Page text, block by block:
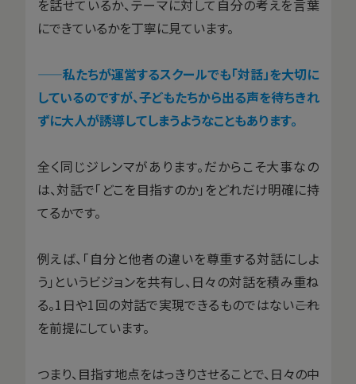
を話せているか、テーマに対して自分の考えを言葉
にできているかを丁寧に見ています。
——私たちが運営するスクールでも「対話」を大切に
しているのですが、子どもたちから出る声を待ちきれ
ずに大人が誘導してしまうようなこともあります。
全く同じジレンマがあります。だからこそ大事なの
は、対話で「どこを目指すのか」をどれだけ明確に持
てるかです。
例えば、「自分と他者の違いを尊重する対話にしよ
う」というビジョンを共有し、日々の対話を積み重ね
る。1日や1回の対話で実現できるものではない――これ
を前提にしています。
つまり、目指す地点をはっきりさせることで、日々の中